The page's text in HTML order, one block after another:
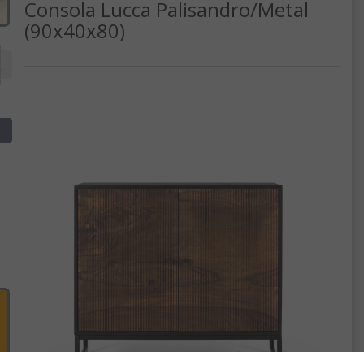
Consola Lucca Palisandro/Metal
(90x40x80)